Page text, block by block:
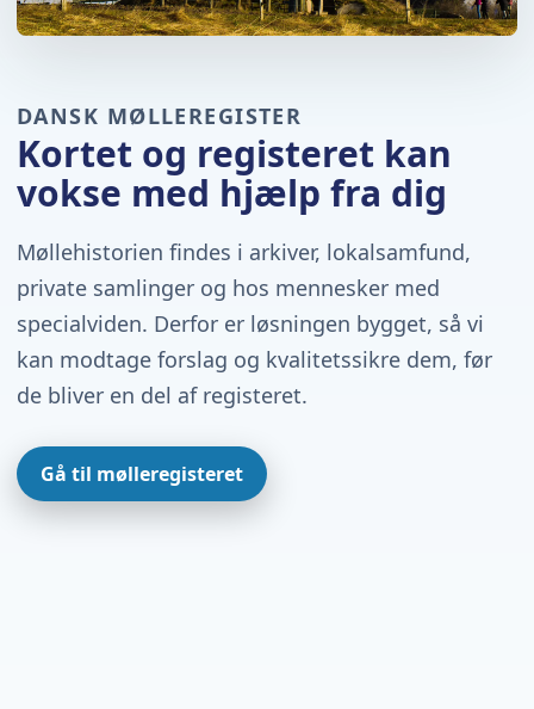
DANSK MØLLEREGISTER
Kortet og registeret kan
vokse med hjælp fra dig
Møllehistorien findes i arkiver, lokalsamfund,
private samlinger og hos mennesker med
specialviden. Derfor er løsningen bygget, så vi
kan modtage forslag og kvalitetssikre dem, før
de bliver en del af registeret.
Gå til mølleregisteret